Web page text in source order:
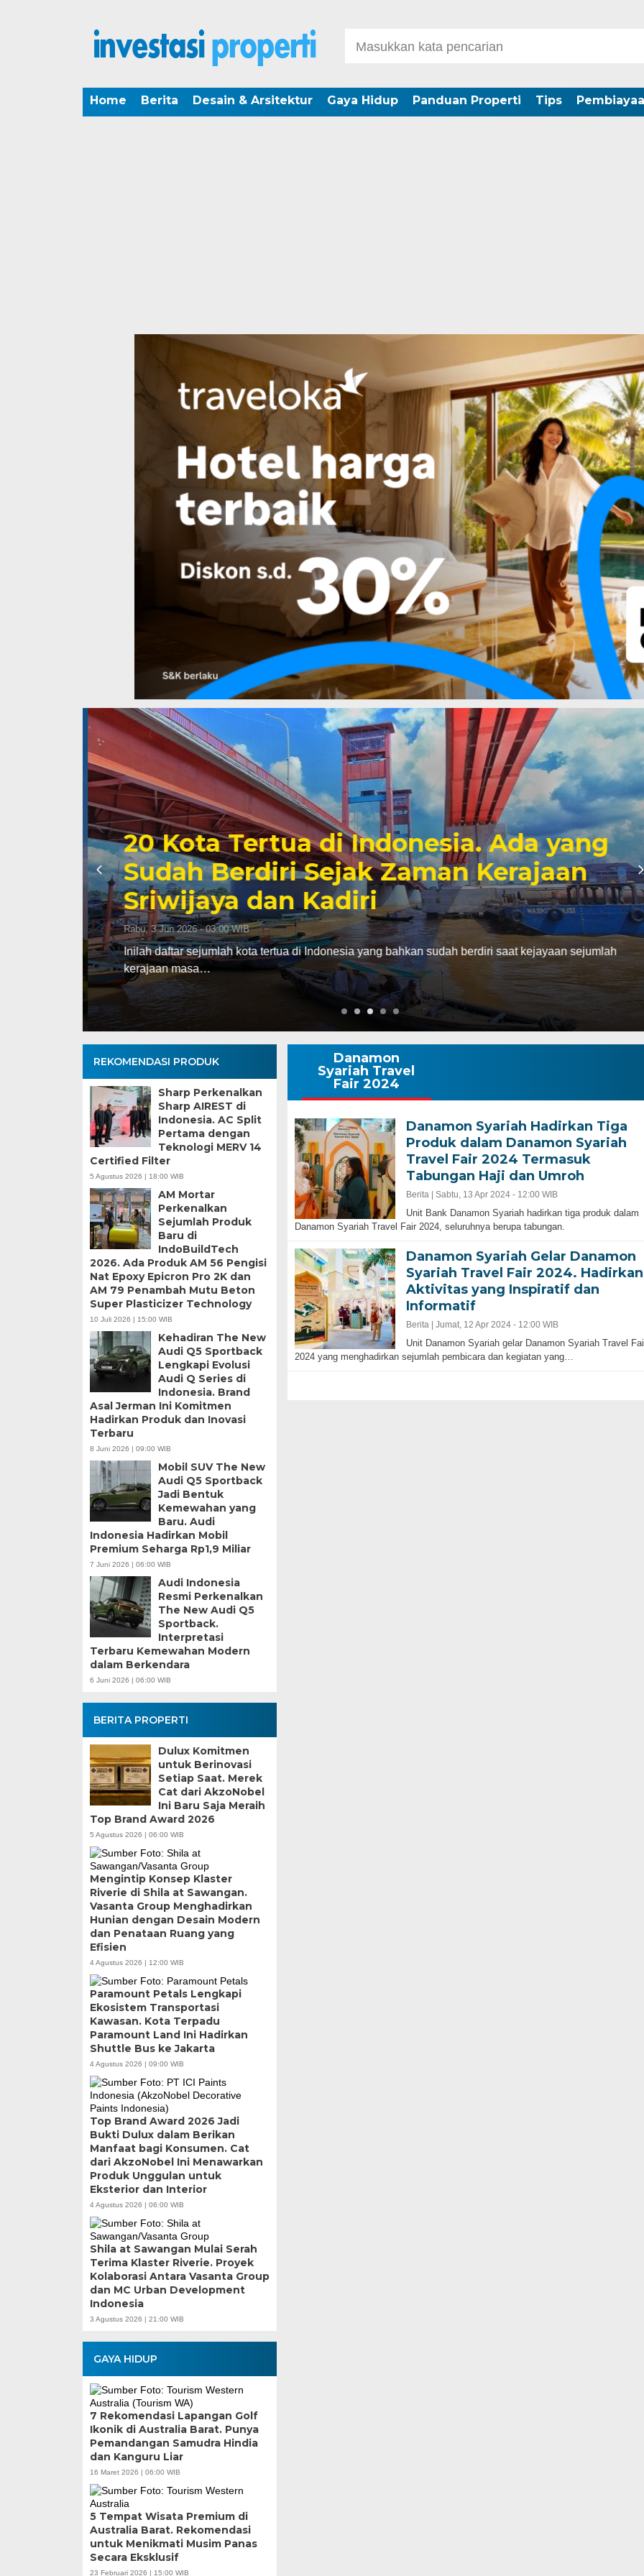
Home Berita Desain & Arsitektur Gaya Hidup Panduan Properti Tips
20 Kota Tertua di Indonesia. Ada yang
Sudah Berdiri Sejak Zaman Kerajaan
Sriwijaya dan Kadiri
Rabu, 3 Jun 2026 - 03:00 WIB
Inilah daftar sejumlah kota tertua di Indonesia yang bahkan sudah berdiri saat kejayaan sejumlah
kerajaan masa…
REKOMENDASI PRODUK
Sharp Perkenalkan
Sharp AIREST di
Indonesia. AC Split
Pertama dengan
Teknologi MERV 14
Certified Filter
5 Agustus 2026 | 18:00 WIB
AM Mortar
Perkenalkan
Sejumlah Produk
Baru di
IndoBuildTech
2026. Ada Produk AM 56 Pengisi
Nat Epoxy Epicron Pro 2K dan
AM 79 Penambah Mutu Beton
Super Plasticizer Technology
10 Juli 2026 | 15:00 WIB
Kehadiran The New
Audi Q5 Sportback
Lengkapi Evolusi
Audi Q Series di
Indonesia. Brand
Asal Jerman Ini Komitmen
Hadirkan Produk dan Inovasi
Terbaru
8 Juni 2026 | 09:00 WIB
Mobil SUV The New
Audi Q5 Sportback
Jadi Bentuk
Kemewahan yang
Baru. Audi
Indonesia Hadirkan Mobil
Premium Seharga Rp1,9 Miliar
7 Juni 2026 | 06:00 WIB
Audi Indonesia
Resmi Perkenalkan
The New Audi Q5
Sportback.
Interpretasi
Terbaru Kemewahan Modern
dalam Berkendara
6 Juni 2026 | 06:00 WIB
BERITA PROPERTI
Dulux Komitmen
untuk Berinovasi
Setiap Saat. Merek
Cat dari AkzoNobel
Ini Baru Saja Meraih
Top Brand Award 2026
5 Agustus 2026 | 06:00 WIB
Mengintip Konsep Klaster
Riverie di Shila at Sawangan.
Vasanta Group Menghadirkan
Hunian dengan Desain Modern
dan Penataan Ruang yang
Efisien
4 Agustus 2026 | 12:00 WIB
Paramount Petals Lengkapi
Ekosistem Transportasi
Kawasan. Kota Terpadu
Paramount Land Ini Hadirkan
Shuttle Bus ke Jakarta
4 Agustus 2026 | 09:00 WIB
Top Brand Award 2026 Jadi
Bukti Dulux dalam Berikan
Manfaat bagi Konsumen. Cat
dari AkzoNobel Ini Menawarkan
Produk Unggulan untuk
Eksterior dan Interior
4 Agustus 2026 | 06:00 WIB
Shila at Sawangan Mulai Serah
Terima Klaster Riverie. Proyek
Kolaborasi Antara Vasanta Group
dan MC Urban Development
Indonesia
3 Agustus 2026 | 21:00 WIB
GAYA HIDUP
7 Rekomendasi Lapangan Golf
Ikonik di Australia Barat. Punya
Pemandangan Samudra Hindia
dan Kanguru Liar
16 Maret 2026 | 06:00 WIB
5 Tempat Wisata Premium di
Australia Barat. Rekomendasi
untuk Menikmati Musim Panas
Secara Eksklusif
23 Februari 2026 | 15:00 WIB
Danamon
Syariah Travel
Fair 2024
Danamon Syariah Hadirkan Tiga
Produk dalam Danamon Syariah
Travel Fair 2024 Termasuk
Tabungan Haji dan Umroh
Berita | Sabtu, 13 Apr 2024 - 12:00 WIB
Unit Bank Danamon Syariah hadirkan tiga produk dalam
Danamon Syariah Travel Fair 2024, seluruhnya berupa tabungan.
Danamon Syariah Gelar Danamon
Syariah Travel Fair 2024. Hadirkan
Aktivitas yang Inspiratif dan
Informatif
Berita | Jumat, 12 Apr 2024 - 12:00 WIB
Unit Danamon Syariah gelar Danamon Syariah Travel
2024 yang menghadirkan sejumlah pembicara dan kegiatan yang…